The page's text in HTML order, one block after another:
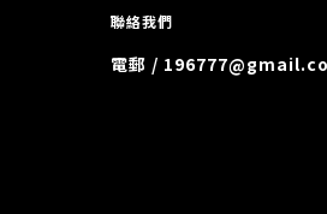
聯絡我們
電郵 /